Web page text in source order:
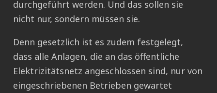
durchgeführt werden. Und das sollen sie
nicht nur, sondern müssen sie.
Denn gesetzlich ist es zudem festgelegt,
dass alle Anlagen, die an das öffentliche
Elektrizitätsnetz angeschlossen sind, nur von
eingeschriebenen Betrieben gewartet